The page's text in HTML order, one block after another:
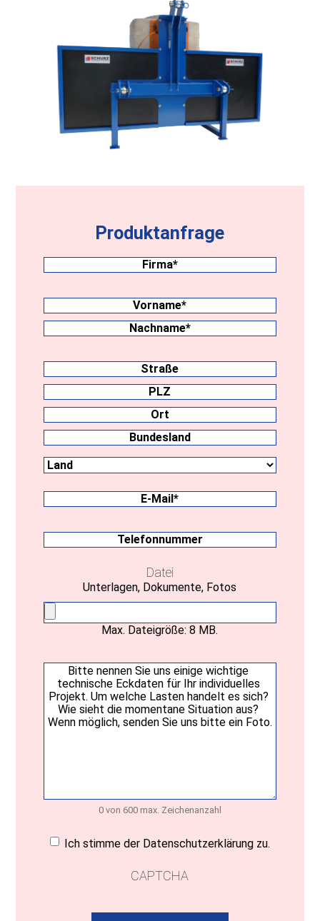
Produktanfrage
Firma(erforderlich)
Nachname(erforderlich)
Vorname
Anschrift
Straße
PLZ
Ort
E-
Mail(erforderlich)
Telefonnummer
Datei
Unterlagen, Dokumente, Fotos
Max. Dateigröße: 8 MB.
Ihre
Nachricht(erforderlich)
0 von 600 max. Zeichenanzahl
Einwilligung(erforderlich)
Ich stimme der Datenschutzerklärung zu.
CAPTCHA